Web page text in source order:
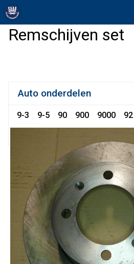
Remschijven set
Auto onderdelen
9-3 9-5 90 900 9000 92
99